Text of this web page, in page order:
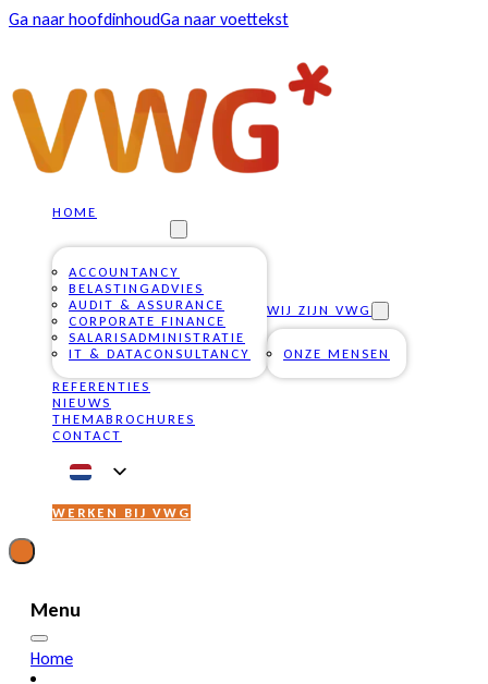
Ga naar hoofdinhoudGa naar voettekst
HOME
ACCOUNTANCY
BELASTINGADVIES
AUDIT & ASSURANCE
CORPORATE FINANCE
SALARISADMINISTRATIE
IT & DATACONSULTANCY
WIJ ZIJN VWG
ONZE MENSEN
REFERENTIES
NIEUWS
THEMABROCHURES
CONTACT
WERKEN BIJ VWG
Menu
Home